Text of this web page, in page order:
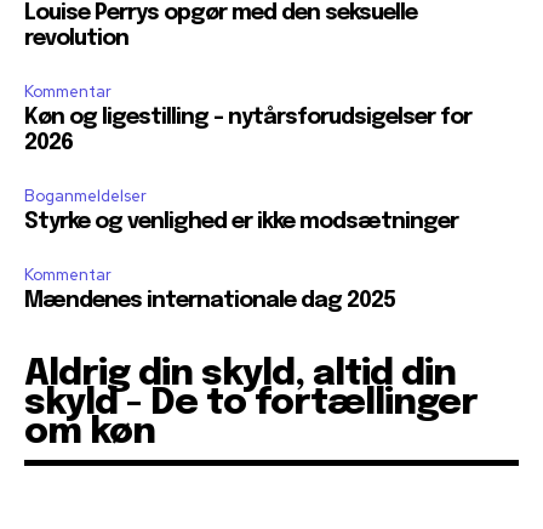
Louise Perrys opgør med den seksuelle
revolution
Kommentar
Køn og ligestilling – nytårsforudsigelser for
2026
Boganmeldelser
Styrke og venlighed er ikke modsætninger
Kommentar
Mændenes internationale dag 2025
Aldrig din skyld, altid din
skyld - De to fortællinger
om køn